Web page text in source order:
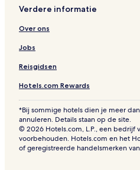
Verdere informatie
Over ons
Jobs
Reisgidsen
Hotels.com Rewards
*Bij sommige hotels dien je meer
annuleren. Details staan op de site.
© 2026 Hotels.com, L.P., een bedrijf
voorbehouden. Hotels.com en het
of geregistreerde handelsmerken